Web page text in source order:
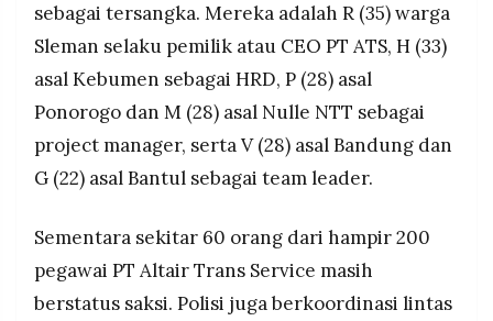
sebagai tersangka. Mereka adalah R (35) warga
Sleman selaku pemilik atau CEO PT ATS, H (33)
asal Kebumen sebagai HRD, P (28) asal
Ponorogo dan M (28) asal Nulle NTT sebagai
project manager, serta V (28) asal Bandung dan
G (22) asal Bantul sebagai team leader.
Sementara sekitar 60 orang dari hampir 200
pegawai PT Altair Trans Service masih
berstatus saksi. Polisi juga berkoordinasi lintas